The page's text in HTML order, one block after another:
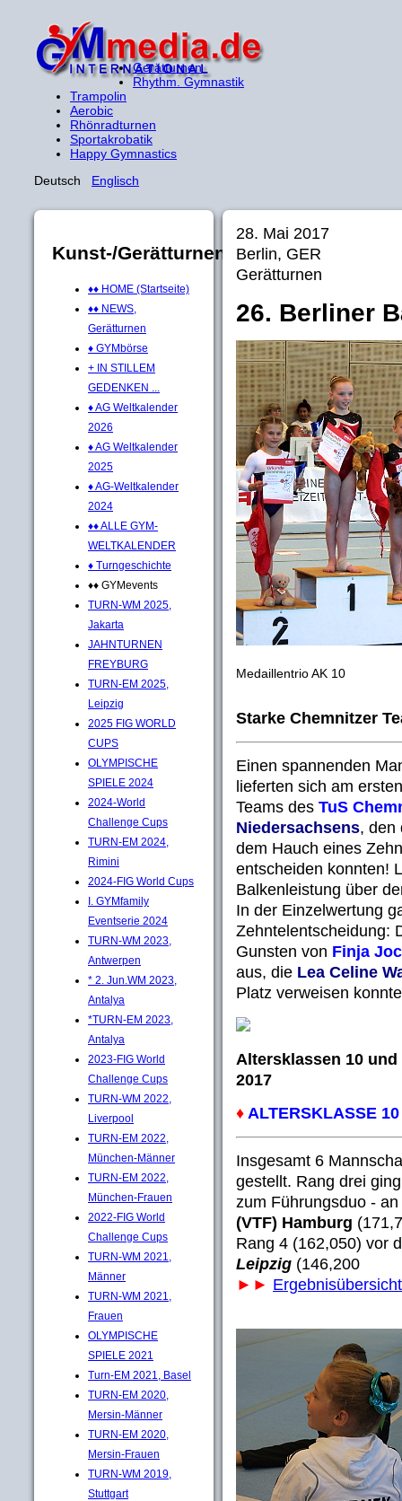
Gerätturnen
Rhythm. Gymnastik
Trampolin
Aerobic
Rhönradturnen
Sportakrobatik
Happy Gymnastics
Deutsch Englisch
Kunst-/Gerätturnen
♦♦ HOME (Startseite)
♦♦ NEWS,
Gerätturnen
♦ GYMbörse
+ IN STILLEM
GEDENKEN ...
♦ AG Weltkalender
2026
♦ AG Weltkalender
2025
♦ AG-Weltkalender
2024
♦♦ ALLE GYM-
WELTKALENDER
♦ Turngeschichte
♦♦ GYMevents
TURN-WM 2025,
Jakarta
JAHNTURNEN
FREYBURG
TURN-EM 2025,
Leipzig
2025 FIG WORLD
CUPS
OLYMPISCHE
SPIELE 2024
2024-World
Challenge Cups
TURN-EM 2024,
Rimini
2024-FIG World Cups
I. GYMfamily
Eventserie 2024
TURN-WM 2023,
Antwerpen
* 2. Jun.WM 2023,
Antalya
*TURN-EM 2023,
Antalya
2023-FIG World
Challenge Cups
TURN-WM 2022,
Liverpool
TURN-EM 2022,
München-Männer
TURN-EM 2022,
München-Frauen
2022-FIG World
Challenge Cups
TURN-WM 2021,
Männer
TURN-WM 2021,
Frauen
OLYMPISCHE
SPIELE 2021
Turn-EM 2021, Basel
TURN-EM 2020,
Mersin-Männer
TURN-EM 2020,
Mersin-Frauen
TURN-WM 2019,
Stuttgart
28. Mai 2017
Berlin, GER
Gerätturnen
26. Berliner
Medaillentrio AK 10
Starke Chemnitzer
Einen spannenden
lieferten sich am
Teams des TuS
Niedersachsens, den
dem Hauch eines
entscheiden konnten!
Balkenleistung über
In der Einzelwertung
Zehntelentscheidung:
Gunsten von Finja
aus, die Lea Celine
Platz verweisen
Altersklassen 10
2017
♦ ALTERSKLASSE 10
Insgesamt 6
gestellt. Rang drei
zum Führungsduo -
(VTF) Hamburg
Rang 4 (162,050) vor
Leipzig (146,200
►►